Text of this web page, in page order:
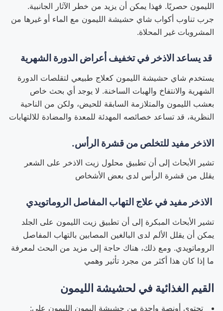
الليمون حصريًا. فهذا يمكن أن يزيد من خطر الآثار الجانبية.
جرب تناوب أكواب شاي حشيشة الليمون مع الماء أو غيرها من
المشروبات غير المحلاة.
قد يساعد الاذخر في تخفيف أعراض الدورة الشهرية
يستخدم شاي حشيشة الليمون كعلاج طبيعي لتقلصات الدورة
الشهرية والانتفاخ والهبات الساخنة. لا يوجد أي بحث خاص
بعشب الليمون والمتلازمة السابقة للحيض، ولكن من الناحية
النظرية، قد تساعد خصائصه المهدئة للمعدة والمضادة للالتهابات
الاذخر مفيد للتخلص من قشرة الرأس.
تشير الأبحاث إلى أن تطبيق محلول زيت الاذخر على الشعر
يقلل من قشرة الرأس لدى بعض الأشخاص
الاذخر مفيد في علاج التهاب المفاصل الروماتويدي
تشير الأبحاث المبكرة إلى أن تطبيق زيت الليمون على الجلد
يمكن أن يقلل الألم لدى البالغين المصابين بالتهاب المفاصل
الروماتويدي. ومع ذلك، هناك حاجة إلى مزيد من البحث لمعرفة
ما إذا كان هذا أكثر من مجرد تأثير وهمي
القيم الغذائية في لحشيشة الليمون
تحتوي أونصة واحدة من حشيشة اليمون الليمون على: